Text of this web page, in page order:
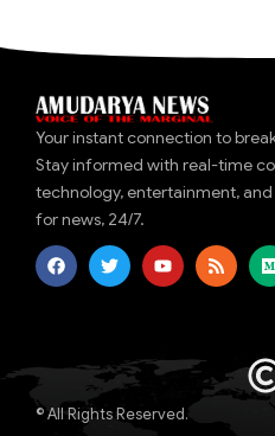
Your instant connection to
Stay informed with real-time
technology, entertainment,
for news, 24/7.
© All Rights Reserved.